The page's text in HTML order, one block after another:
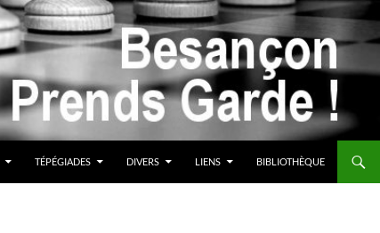
TÉPÉGIADES DIVERS LIENS BIBLIOTHÈQUE